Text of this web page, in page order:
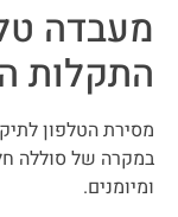
מעבדה
התקלות
מסירת הטלפון
במקרה של סוללה
ומיומנים.